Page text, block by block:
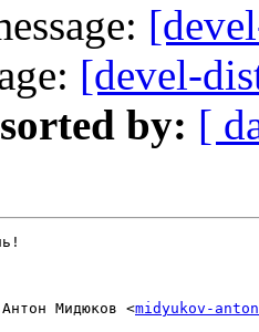
[devel-
by: [
Мидюков <midyukov-